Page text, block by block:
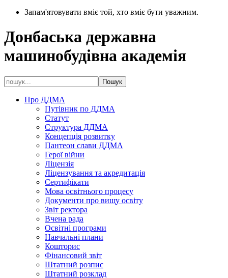
Запам'ятовувати вміє той, хто вміє бути уважним.
Донбаська державна
машинобудівна академія
Про ДДМА
Путівник по ДДМА
Статут
Структура ДДМА
Концепція розвитку
Пантеон слави ДДМА
Герої війни
Ліцензія
Ліцензування та акредитація
Сертифікати
Мова освітнього процесу
Документи про вищу освіту
Звіт ректора
Вчена рада
Освітні програми
Навчальні плани
Кошторис
Фінансовий звіт
Штатний розпис
Штатний розклад